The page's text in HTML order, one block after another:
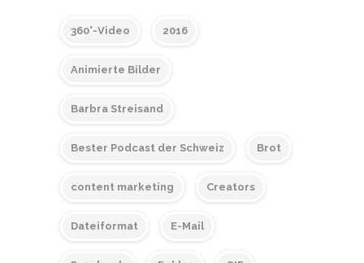
360°-Video 2016
Animierte Bilder
Barbra Streisand
Bester Podcast der Schweiz Brot
content marketing Creators
Dateiformat E-Mail